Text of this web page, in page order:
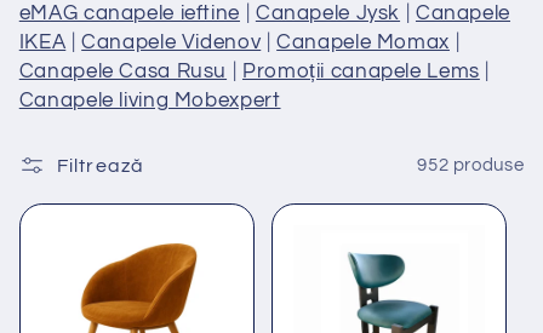
eMAG canapele ieftine
Canapele Jysk
Canapele
IKEA |Canapele Videnov |Canapele Momax
Canapele Casa Rusu
Promoții canapele Lems
Canapele living Mobexpert
Filtrează 952 produse